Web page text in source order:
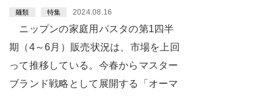
麺類 特集 2024.08.16
ニップンの家庭用パスタの第1四半
期（4～6月）販売状況は、市場を上回
って推移している。今春からマスター
ブランド戦略として展開する「オーマ